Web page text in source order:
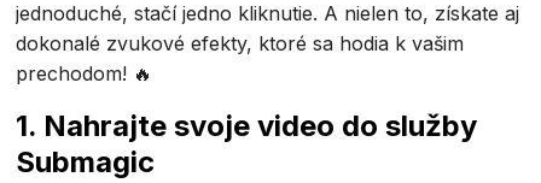
jednoduché, stačí jedno kliknutie. A nielen to, získate aj
dokonalé zvukové efekty, ktoré sa hodia k vašim
prechodom! 🔥
1. Nahrajte svoje video do služby
Submagic